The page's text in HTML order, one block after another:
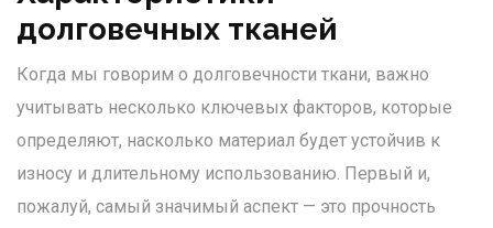
долговечных тканей
Когда мы говорим о долговечности ткани, важно
учитывать несколько ключевых факторов, которые
определяют, насколько материал будет устойчив к
износу и длительному использованию. Первый и,
пожалуй, самый значимый аспект — это прочность